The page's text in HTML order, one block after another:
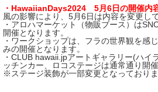
・HawaiianDays2024 5月6日の開催内
風の影響により、5月6日は内容を変更し
・アロハマーケット（物販ブース）は
開催となります。
・ワークショップは、フラの世界観を感
みの開催となります。
・CLUB hawaii.jpアートギャラリー(ハイ
ッチンカー、ロコステージは通常通り開催
※ステージ装飾が一部変更となっており